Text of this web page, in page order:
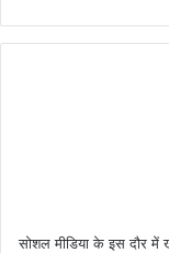
सोशल मीडिया के इस दौर में